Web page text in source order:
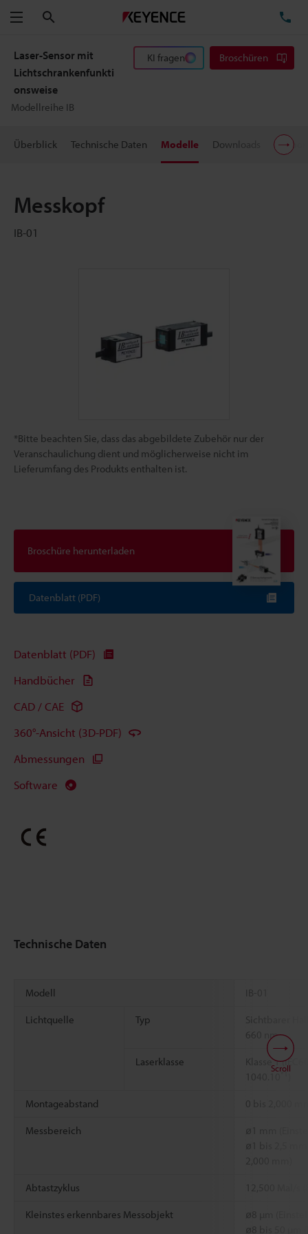
Menü
Laser-Sensor mit
Lichtschrankenfunkti
onsweise
Modellreihe IB
KI fragen Broschüren
Überblick Technische Daten Modelle Downloads
Messkopf
IB-01
*Bitte beachten Sie, dass das abgebildete Zubehör nur der
Veranschaulichung dient und möglicherweise nicht im
Lieferumfang des Produkts enthalten ist.
Broschüre herunterladen
Datenblatt (PDF)
Datenblatt (PDF)
Handbücher
CAD / CAE
360°-Ansicht (3D-PDF)
Abmessungen
Software
Technische Daten
Modell IB-01
Lichtquelle Typ
Sichtbarer
660 nm
Laserklasse
Klasse 1
*1
Montageabstand 0 bis 2,000
Messbereich
ø1 mm
ø1 bis 2,5
2,000 mm)
Abtastzyklus
Kleinstes erkennbares Messobjekt
ø8 µm
ø8 bis 50 µm
Scroll